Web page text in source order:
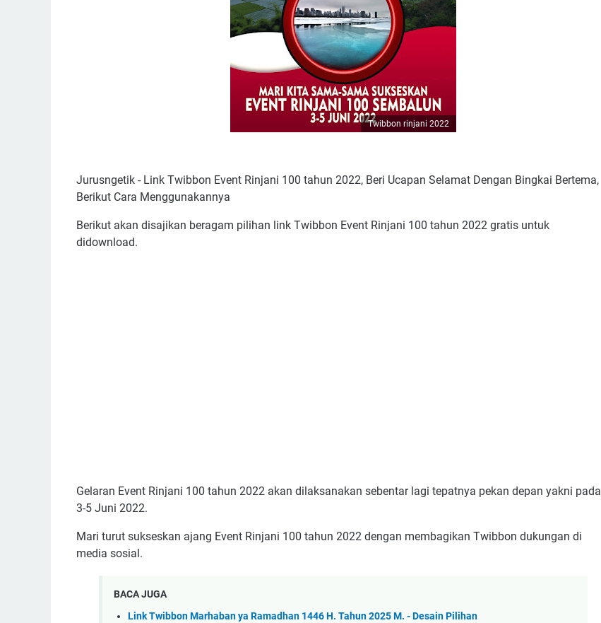
Twibbon rinjani 2022
Jurusngetik - Link Twibbon Event Rinjani 100 tahun 2022, Beri Ucapan Selamat Dengan Bingkai Bertema,
Berikut Cara Menggunakannya
Berikut akan disajikan beragam pilihan link Twibbon Event Rinjani 100 tahun 2022 gratis untuk
didownload.
Gelaran Event Rinjani 100 tahun 2022 akan dilaksanakan sebentar lagi tepatnya pekan depan yakni pada
3-5 Juni 2022.
Mari turut sukseskan ajang Event Rinjani 100 tahun 2022 dengan membagikan Twibbon dukungan di
media sosial.
BACA JUGA
Link Twibbon Marhaban ya Ramadhan 1446 H. Tahun 2025 M. - Desain Pilihan